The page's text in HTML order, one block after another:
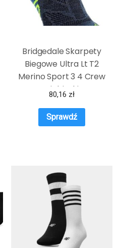
Bridgedale Skarpety
Biegowe Ultra Lt T2
Merino Sport 3 4 Crew
Niebieski
80,16 zł
Sprawdź